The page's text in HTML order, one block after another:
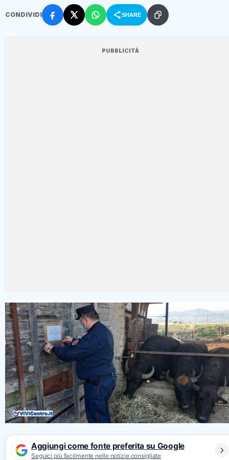
CONDIVIDI SHARE
PUBBLICITÀ
Aggiungi come fonte preferita su Google
Seguici più facilmente nelle notizie consigliate